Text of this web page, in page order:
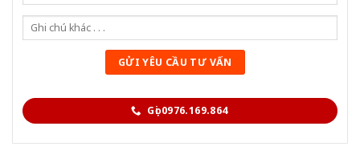
Gọi 0976.169.864